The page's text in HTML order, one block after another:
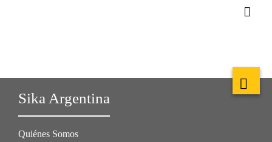
Sika Argentina
Quiénes Somos